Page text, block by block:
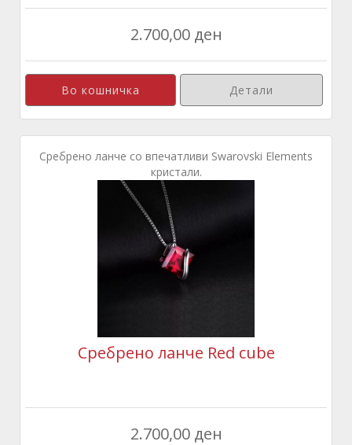
2.700,00 ден
Детали
Сребрено ланче со впечатливи Swarovski Elements
кристали.
Сребрено ланче Red cube
2.700,00 ден